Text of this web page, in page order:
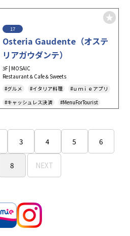
17
Osteria Gaudente（オステ
リアガウダンテ）
3F | MOSAIC
Restaurant＆Cafe＆Sweets
#グルメ
#イタリア料理
#ｕｍｉｅアプリ
#キャッシュレス決済
#MenuForTourist
#フードデリバリー
3 4 5 6
8 NEXT